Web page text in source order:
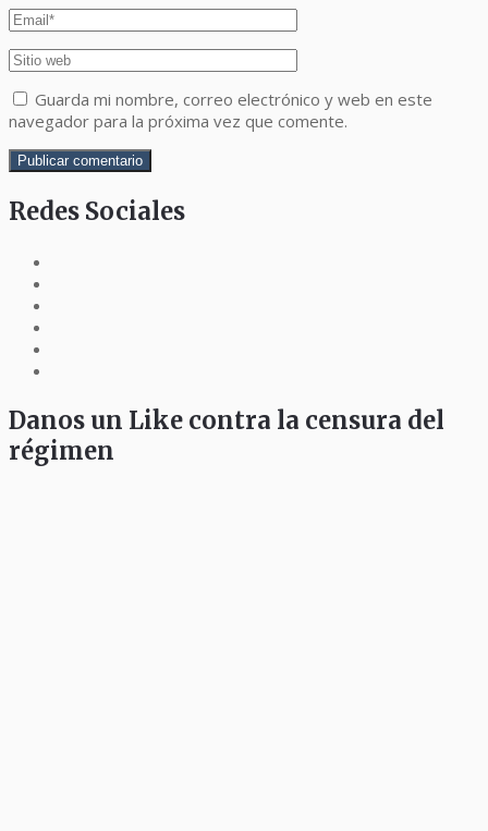
Guarda mi nombre, correo electrónico y web en este
navegador para la próxima vez que comente.
Redes Sociales
Danos un Like contra la censura del
régimen